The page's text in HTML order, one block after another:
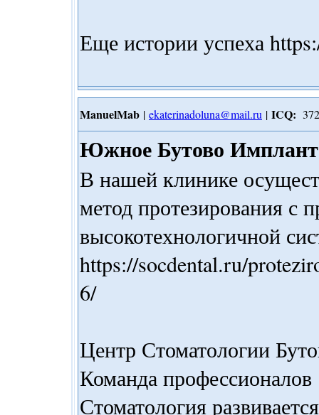
Еще истории успеха
ManuelMab | ekaterinadoluna@mail.ru | ICQ:
Южное Бутово
В нашей клинике
метод протезирования с
высокотехнологичной
https://socdental.ru/
6/
Центр Стоматологии
Команда профессионалов
Стоматология